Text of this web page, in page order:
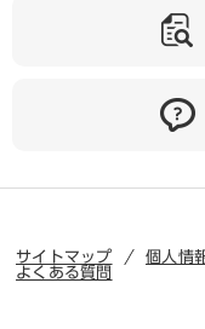
サイトマップ 個人情
よくある質問